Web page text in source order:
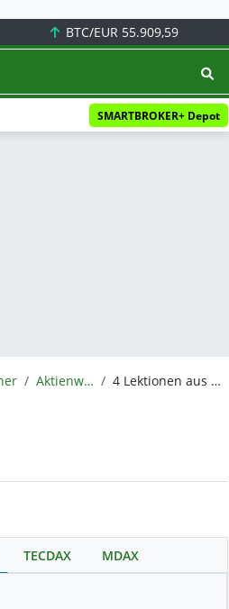
BTC/EUR 55.909,59
SMARTBROKER+ Depot
Aktienwelt360 4 Lektionen aus den Aktien, die sich in meinem Depot ver-10-facht haben!
TECDAX MDAX